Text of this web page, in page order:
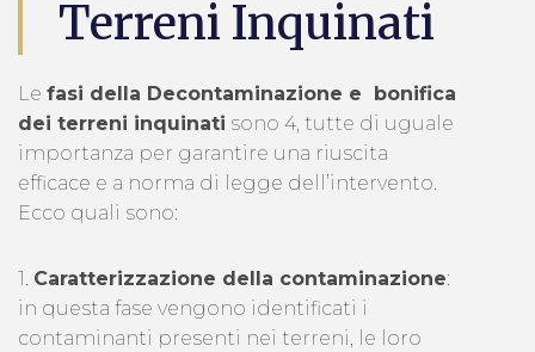
Terreni Inquinati
Le fasi della Decontaminazione e bonifica
dei terreni inquinati sono 4, tutte di uguale
importanza per garantire una riuscita
efficace e a norma di legge dell’intervento.
Ecco quali sono:
1. Caratterizzazione della contaminazione:
in questa fase vengono identificati i
contaminanti presenti nei terreni, le loro